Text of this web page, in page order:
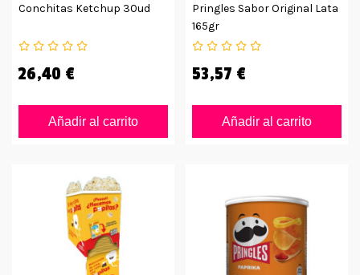
Conchitas Ketchup 30ud
26,40 €
Añadir al carrito
Pringles Sabor Original Lata
165gr
53,57 €
Añadir al carrito